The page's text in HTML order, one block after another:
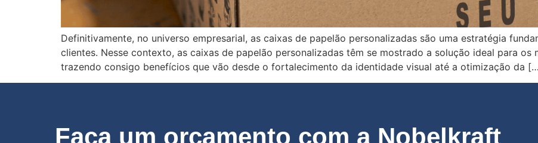
Definitivamente, no universo empresarial, as caixas de papelão personalizadas são uma estratégia
clientes. Nesse contexto, as caixas de papelão personalizadas têm se mostrado a solução ideal para os
trazendo consigo benefícios que vão desde o fortalecimento da identidade visual até a otimização da
Faça um orçamento com a Nobelkraft